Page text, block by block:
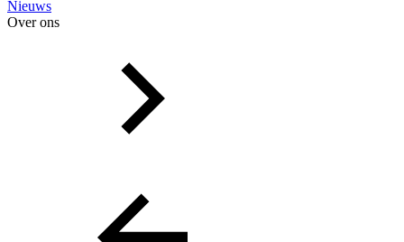
Nieuws
Over ons